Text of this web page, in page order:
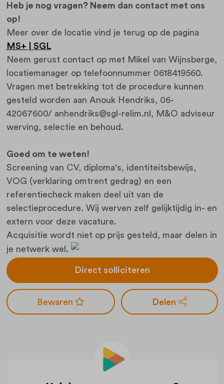
Heb je nog vragen? Neem dan contact met ons
op!
Meer over de locatie vind je terug op de pagina
MS+ | SGL
Neem gerust contact op met Mikel van Wijnsberge,
locatiemanager op telefoonnummer 0618419560.
Vragen met betrekking tot de procedure kunnen
gesteld worden aan Anouk Hendriks, 06-
42067600/ anhendriks@sgl-relim.nl, M&O adviseur
werving, selectie en behoud.
Goed om te weten!
Screening van CV, diploma's, identiteitsbewijs,
VOG (verklaring omtrent gedrag) en een
referentiecheck maken deel uit van de
selectieprocedure. Wij werven zelf gelijktijdig in- en
extern voor deze vacature.
Acquisitie wordt niet op prijs gesteld, maar delen in
je netwerk wel.
Direct solliciteren
Delen